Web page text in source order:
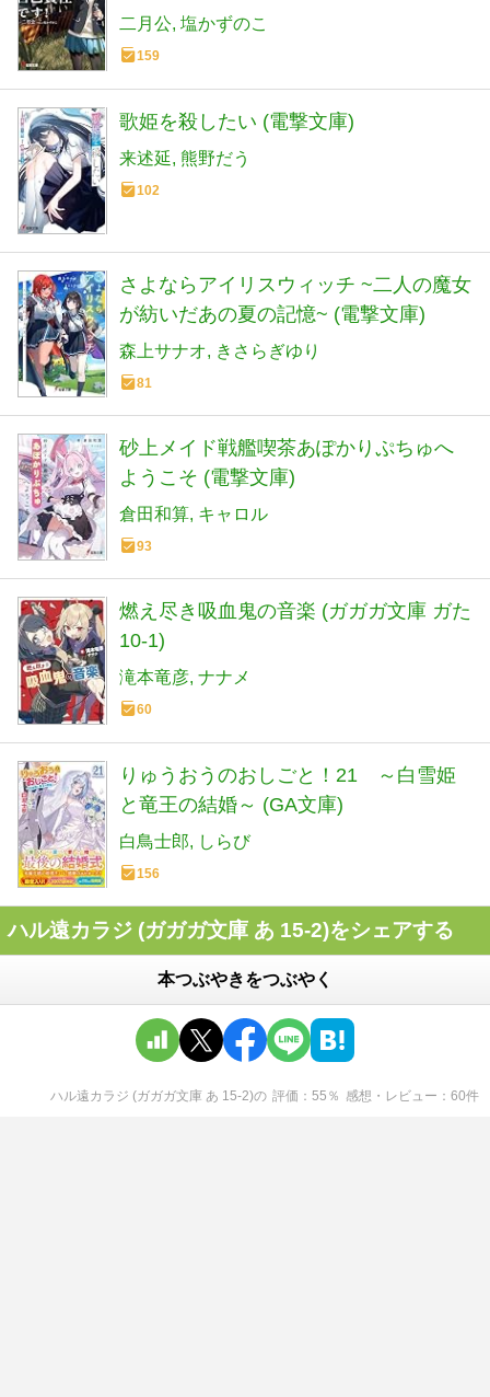
二月公 塩かずのこ
159
歌姫を殺したい (電撃文庫)
来述延 熊野だう
102
さよならアイリスウィッチ ~二人の魔女
が紡いだあの夏の記憶~ (電撃文庫)
森上サナオ きさらぎゆり
81
砂上メイド戦艦喫茶あぽかりぷちゅへ
ようこそ (電撃文庫)
倉田和算 キャロル
93
燃え尽き吸血鬼の音楽 (ガガガ文庫 ガた
10-1)
滝本竜彦 ナナメ
60
りゅうおうのおしごと！21 ～白雪姫
と竜王の結婚～ (GA文庫)
白鳥士郎 しらび
156
ハル遠カラジ (ガガガ文庫 あ 15-2)をシェアする
本つぶやきをつぶやく
ハル遠カラジ (ガガガ文庫 あ 15-2)の 評価 55 ％ 感想・レビュー 60件